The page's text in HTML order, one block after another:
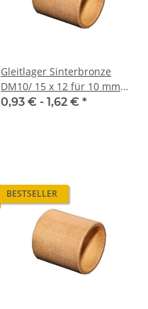
Gleitlager Sinterbronze
DM10/ 15 x 12 für 10 mm
Welle
0,93 € - 1,62 € *
BESTSELLER